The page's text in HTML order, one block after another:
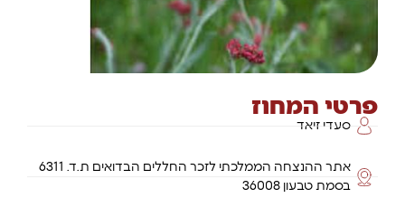
פרטי המחוז
סעדי זיאד
אתר ההנצחה הממלכתי לזכר החללים הבדואים ת.ד. 6311
בסמת טבעון 36008